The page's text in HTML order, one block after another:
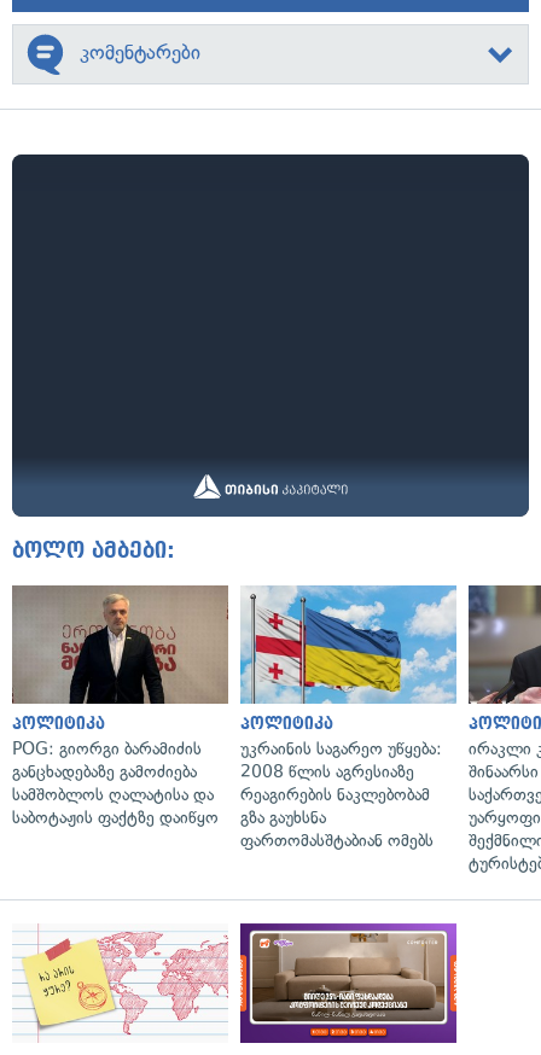
კომენტარები
ბოლო ამბები:
პოლიტიკა
POG: გიორგი ბარამიძის
განცხადებაზე გამოძიება
სამშობლოს ღალატისა და
საბოტაჟის ფაქტზე დაიწყო
პოლიტიკა
უკრაინის საგარეო უწყება:
2008 წლის აგრესიაზე
რეაგირების ნაკლებობამ
გზა გაუხსნა
ფართომასშტაბიან ომებს
ირაკლი